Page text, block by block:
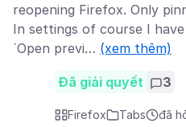
reopening Firefox. Only
In settings of course I
`Open previ… (xem thêm)
Đã giải quyết 3
Firefox Tabs
đã